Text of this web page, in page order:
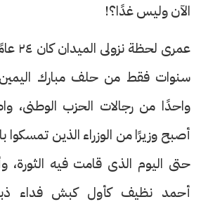
الآن وليس غدًا؟!
عمرى
سنوات فقط من حلف مبارك
واحدًا من رجالات الحزب
أصبح وزيرًا من الوزراء الذين تمسكوا
حتى اليوم الذى قامت فيه الثورة،
أحمد نظيف كأول كبش فداء